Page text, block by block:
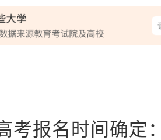
考报名时间确定